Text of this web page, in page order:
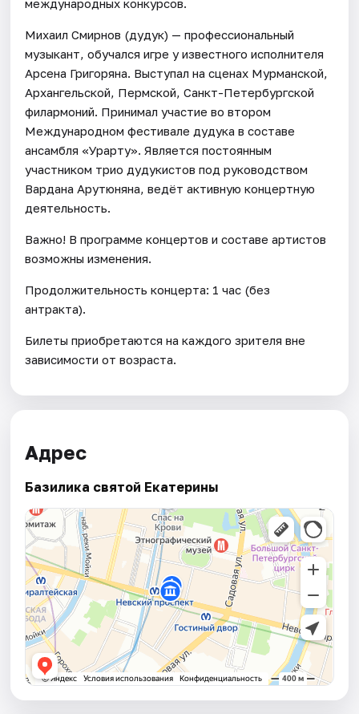
международных конкурсов.
Михаил Смирнов (дудук) — профессиональный
музыкант, обучался игре у известного исполнителя
Арсена Григоряна. Выступал на сценах Мурманской,
Архангельской, Пермской, Санкт-Петербургской
филармоний. Принимал участие во втором
Международном фестивале дудука в составе
ансамбля «Урарту». Является постоянным
участником трио дудукистов под руководством
Вардана Арутюняна, ведёт активную концертную
деятельность.
Важно! В программе концертов и составе артистов
возможны изменения.
Продолжительность концерта: 1 час (без
антракта).
Билеты приобретаются на каждого зрителя вне
зависимости от возраста.
Адрес
Базилика святой Екатерины